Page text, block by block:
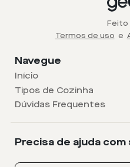
Feito
Termos de uso e
Navegue
Início
Tipos de Cozinha
Dúvidas Frequentes
Precisa de ajuda